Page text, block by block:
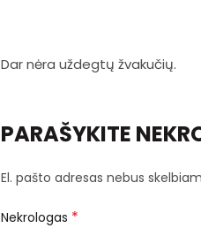
Dar nėra uždegtų žvakučių.
PARAŠYKITE
El. pašto adresas nebus
Nekrologas *